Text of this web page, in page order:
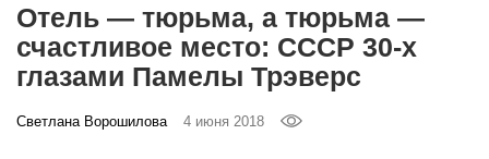
Отель — тюрьма, а тюрьма —
счастливое место: СССР 30-х
глазами Памелы Трэверс
Светлана Ворошилова 4 июня 2018